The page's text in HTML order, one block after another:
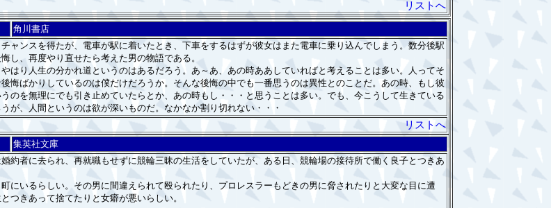
リストへ
角川書店
ンスを得たが、電車が駅に着いたとき、下車をするはずが彼女はまた電車に乗り込んでしまう。数分後駅
し、再度やり直せたら考えた男の物語である。
り人生の分かれ道というのはあるだろう。あ～あ、あの時ああしていればと考えることは多い。人ってそ
悔ばかりしているのは僕だけだろうか。そんな後悔の中でも一番思うのは異性とのことだ。あの時、もし彼
のを無理にでも引き止めていたらとか、あの時もし・・・と思うことは多い。でも、今こうして生きている
が、人間というのは欲が深いものだ。なかなか割り切れない・・・
リストへ
集英社文庫
者に去られ、再就職もせずに競輪三昧の生活をしていたが、ある日、競輪場の接待所で働く良子とつきあ
いるらしい。その男に間違えられて殴られたり、プロレスラーもどきの男に脅されたりと大変な目に遭
つきあって捨てたりと女癖が悪いらしい。